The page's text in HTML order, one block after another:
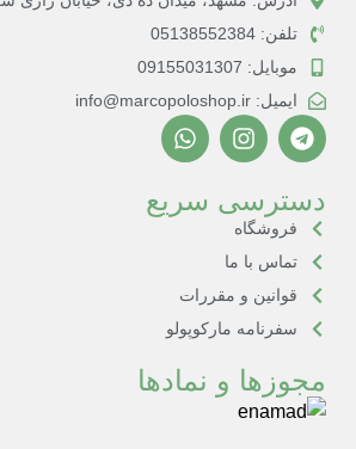
تلفن: 05138552384
موبایل: 09155031307
ایمیل: info@marcopoloshop.ir
دسترسی سریع
فروشگاه
تماس با ما
قوانین و مقررات
سفرنامه مارکوپولو
مجوزها و نمادها